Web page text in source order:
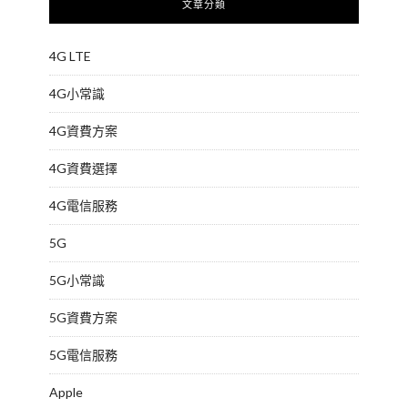
文章分類
4G LTE
4G小常識
4G資費方案
4G資費選擇
4G電信服務
5G
5G小常識
5G資費方案
5G電信服務
Apple